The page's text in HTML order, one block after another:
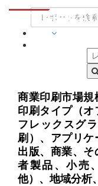
商業印刷市場規
印刷タイプ（オ
フレックスグ
刷）、アプリケ
出版、商業、
者製品、小売
他）、地域分